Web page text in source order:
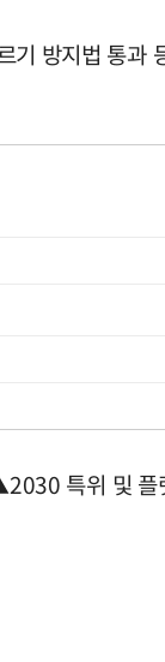
방지법 통과
특위 및 플